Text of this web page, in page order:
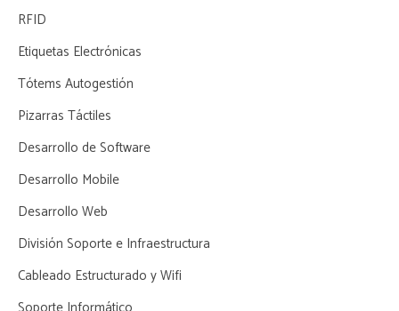
RFID
Etiquetas Electrónicas
Tótems Autogestión
Pizarras Táctiles
Desarrollo de Software
Desarrollo Mobile
Desarrollo Web
División Soporte e Infraestructura
Cableado Estructurado y Wifi